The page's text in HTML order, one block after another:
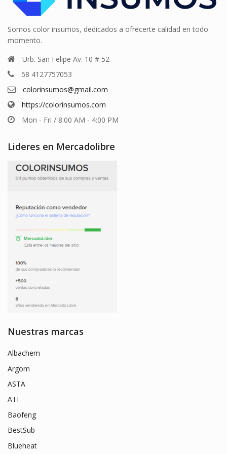
Somos color insumos, dedicados a ofrecerte calidad en todo
momento.
Urb. San Felipe Av. 10 # 52
58 4127757053
colorinsumos@gmail.com
https://colorinsumos.com
Mon - Fri / 8:00 AM - 4:00 PM
Lideres en Mercadolibre
Nuestras marcas
Albachem
Argom
ASTA
ATI
Baofeng
BestSub
Blueheat